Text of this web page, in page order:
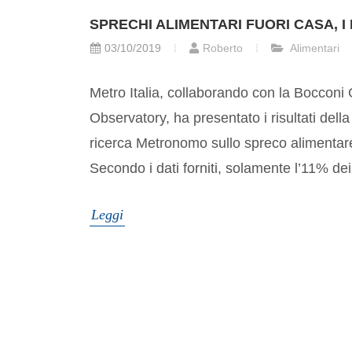
SPRECHI ALIMENTARI FUORI CASA,
03/10/2019 Roberto Alimentari
Metro Italia, collaborando con la Bocconi
Observatory, ha presentato i risultati
ricerca Metronomo sullo spreco
Secondo i dati forniti, solamente l’11%
Leggi